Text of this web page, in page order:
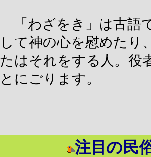
「わざをき」は古語
して神の心を慰めたり
たはそれをする人。役
とにごります。
注目の民